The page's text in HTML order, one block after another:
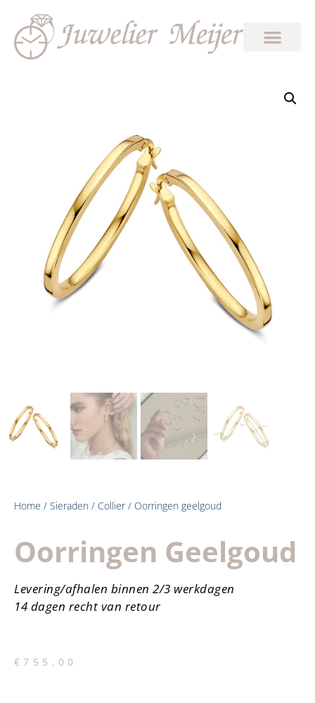
Home / Sieraden / Collier/ Oorringen geelgoud
Oorringen Geelgoud
Levering/afhalen binnen 2/3 werkdagen
14 dagen recht van retour
€755.00